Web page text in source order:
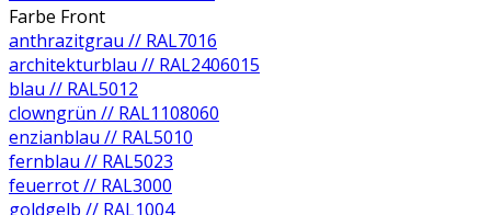
Farbe Front
anthrazitgrau // RAL7016
architekturblau // RAL2406015
blau // RAL5012
clowngrün // RAL1108060
enzianblau // RAL5010
fernblau // RAL5023
feuerrot // RAL3000
goldgelb // RAL1004